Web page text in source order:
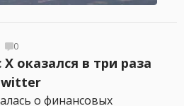
0
оказался в три раза
о финансовых